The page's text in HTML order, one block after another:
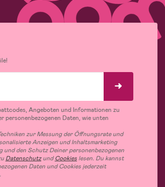
Angeboten und Informationen zu
personenbezogenen Daten, wie unten
zur Messung der Öffnungsrate und
Anzeigen und Inhaltsmarketing
den Schutz Deiner personenbezogenen
DatenschutzundCookieslesen. Du kannst
Daten und Cookies jederzeit